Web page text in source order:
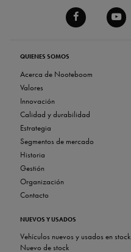
QUIENES SOMOS
Acerca de Nooteboom
Valores
Innovación
Calidad y durabilidad
Estrategia
Segmentos de mercado
Historia
Gestión
Organización
Contacto
NUEVOS Y USADOS
Vehículos nuevos y usados ​​en stock
Nuevo de stock